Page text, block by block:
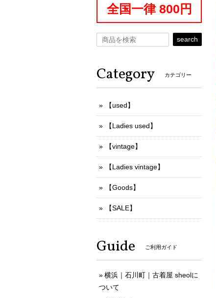
全国一律 800円
search
Category カテゴリー
【used】
【Ladies used】
【vintage】
【Ladies vintage】
【Goods】
【SALE】
Guide ご利用ガイド
横浜｜石川町｜古着屋 sheolに
ついて